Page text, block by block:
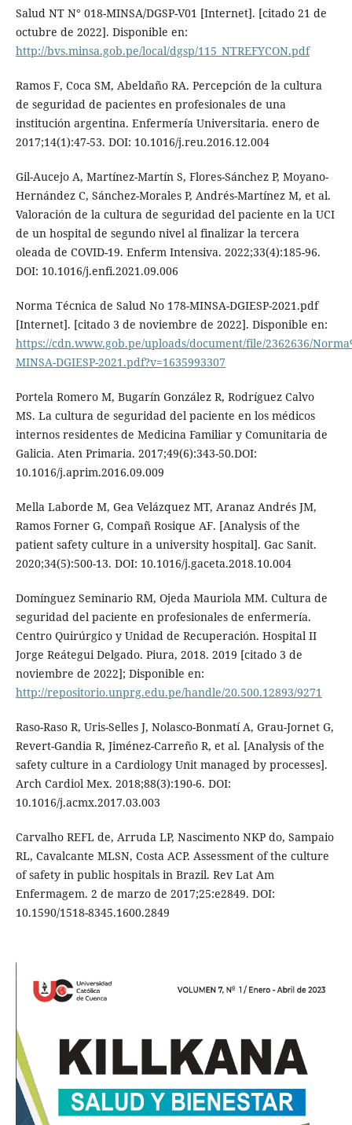
Salud NT N° 018-MINSA/DGSP-V01 [Internet]. [citado 21 de
octubre de 2022]. Disponible en:
http://bvs.minsa.gob.pe/local/dgsp/115_NTREFYCON.pdf
Ramos F, Coca SM, Abeldaño RA. Percepción de la cultura
de seguridad de pacientes en profesionales de una
institución argentina. Enfermería Universitaria. enero de
2017;14(1):47-53. DOI: 10.1016/j.reu.2016.12.004
Gil-Aucejo A, Martínez-Martín S, Flores-Sánchez P, Moyano-
Hernández C, Sánchez-Morales P, Andrés-Martínez M, et al.
Valoración de la cultura de seguridad del paciente en la UCI
de un hospital de segundo nivel al finalizar la tercera
oleada de COVID-19. Enferm Intensiva. 2022;33(4):185-96.
DOI: 10.1016/j.enfi.2021.09.006
Norma Técnica de Salud No 178-MINSA-DGIESP-2021.pdf
[Internet]. [citado 3 de noviembre de 2022]. Disponible en:
https://cdn.www.gob.pe/uploads/document/file/2362636/
MINSA-DGIESP-2021.pdf?v=1635993307
Portela Romero M, Bugarín González R, Rodríguez Calvo
MS. La cultura de seguridad del paciente en los médicos
internos residentes de Medicina Familiar y Comunitaria de
Galicia. Aten Primaria. 2017;49(6):343-50.DOI:
10.1016/j.aprim.2016.09.009
Mella Laborde M, Gea Velázquez MT, Aranaz Andrés JM,
Ramos Forner G, Compañ Rosique AF. [Analysis of the
patient safety culture in a university hospital]. Gac Sanit.
2020;34(5):500-13. DOI: 10.1016/j.gaceta.2018.10.004
Domínguez Seminario RM, Ojeda Mauriola MM. Cultura de
seguridad del paciente en profesionales de enfermería.
Centro Quirúrgico y Unidad de Recuperación. Hospital II
Jorge Reátegui Delgado. Piura, 2018. 2019 [citado 3 de
noviembre de 2022]; Disponible en:
http://repositorio.unprg.edu.pe/handle/20.500.12893/9271
Raso-Raso R, Uris-Selles J, Nolasco-Bonmatí A, Grau-Jornet G,
Revert-Gandia R, Jiménez-Carreño R, et al. [Analysis of the
safety culture in a Cardiology Unit managed by processes].
Arch Cardiol Mex. 2018;88(3):190-6. DOI:
10.1016/j.acmx.2017.03.003
Carvalho REFL de, Arruda LP, Nascimento NKP do, Sampaio
RL, Cavalcante MLSN, Costa ACP. Assessment of the culture
of safety in public hospitals in Brazil. Rev Lat Am
Enfermagem. 2 de marzo de 2017;25:e2849. DOI:
10.1590/1518-8345.1600.2849